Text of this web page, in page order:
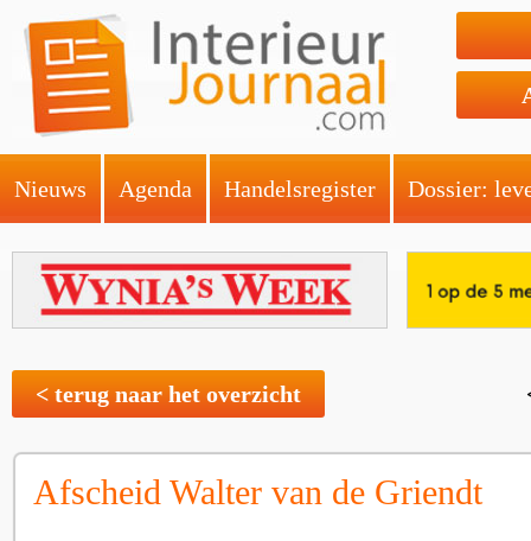
Nieuws Agenda Handelsregister Dossier:
< terug naar het overzicht
Afscheid Walter van de Griendt